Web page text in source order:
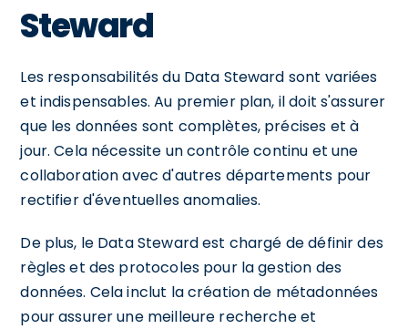
Steward
Les responsabilités du Data Steward sont variées
et indispensables. Au premier plan, il doit s'assurer
que les données sont complètes, précises et à
jour. Cela nécessite un contrôle continu et une
collaboration avec d'autres départements pour
rectifier d'éventuelles anomalies.
De plus, le Data Steward est chargé de définir des
règles et des protocoles pour la gestion des
données. Cela inclut la création de métadonnées
pour assurer une meilleure recherche et